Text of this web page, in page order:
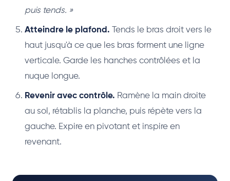
puis tends. »
Atteindre le plafond. Tends le bras droit vers le
haut jusqu'à ce que les bras forment une ligne
verticale. Garde les hanches contrôlées et la
nuque longue.
Revenir avec contrôle. Ramène la main droite
au sol, rétablis la planche, puis répète vers la
gauche. Expire en pivotant et inspire en
revenant.